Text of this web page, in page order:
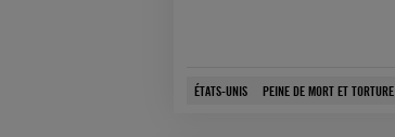
ÉTATS-UNIS PEINE DE MORT ET TORTURE